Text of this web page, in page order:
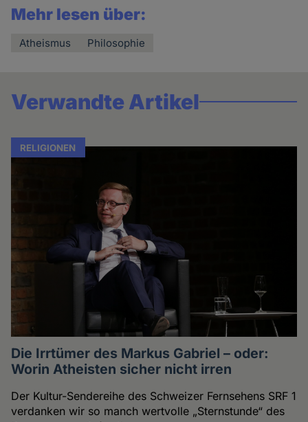
Mehr lesen über:
Atheismus Philosophie
Verwandte Artikel
RELIGIONEN
Die Irrtümer des Markus Gabriel – oder:
Worin Atheisten sicher nicht irren
Der Kultur-Sendereihe des Schweizer Fernsehens SRF 1
verdanken wir so manch wertvolle „Sternstunde“ des